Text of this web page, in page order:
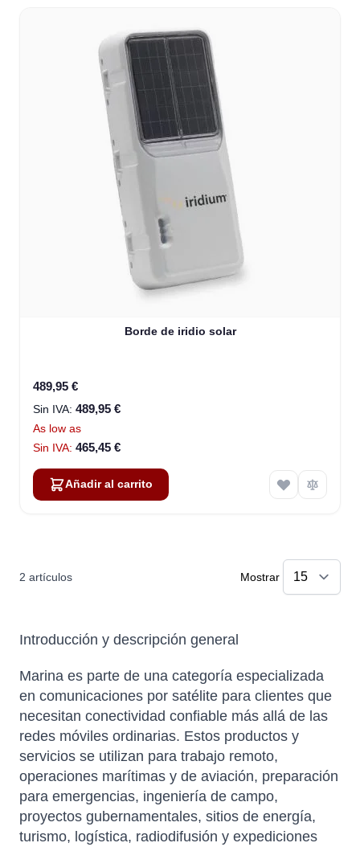
Borde de iridio solar
489,95 €
489,95 €
As low as
465,45 €
Añadir al carrito
2 artículos Mostrar
Introducción y descripción general
Marina es parte de una categoría especializada
en comunicaciones por satélite para clientes que
necesitan conectividad confiable más allá de las
redes móviles ordinarias. Estos productos y
servicios se utilizan para trabajo remoto,
operaciones marítimas y de aviación, preparación
para emergencias, ingeniería de campo,
proyectos gubernamentales, sitios de energía,
turismo, logística, radiodifusión y expediciones